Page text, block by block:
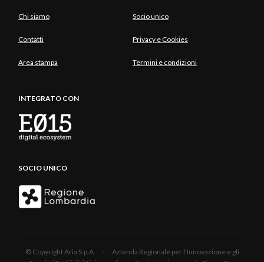
Chi siamo Socio unico
Contatti Privacy e Cookies
Area stampa Termini e condizioni
INTEGRATO CON
SOCIO UNICO
© Copyright Aria S.p.A. - Azienda Regionale per l'Innovazione e gli